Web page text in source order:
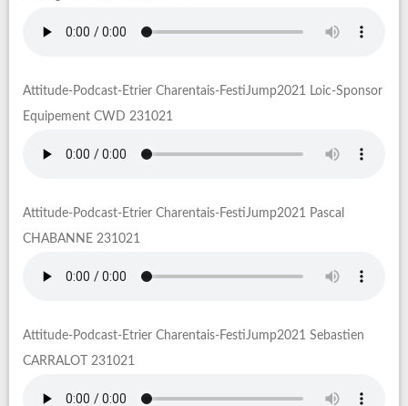
Attitude-Podcast-Etrier Charentais-FestiJump2021 Loic-Sponsor
Equipement CWD 231021
Attitude-Podcast-Etrier Charentais-FestiJump2021 Pascal
CHABANNE 231021
Attitude-Podcast-Etrier Charentais-FestiJump2021 Sebastien
CARRALOT 231021